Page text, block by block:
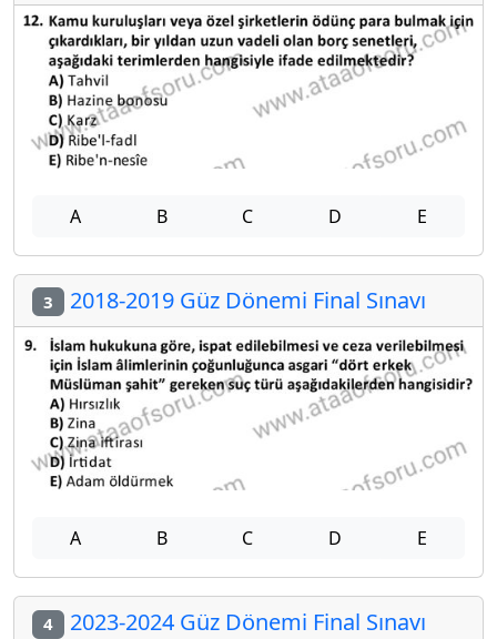
A B C D E
3 2018-2019 Güz Dönemi Final Sınavı
A B C D E
4 2023-2024 Güz Dönemi Final Sınavı